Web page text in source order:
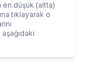
düşük (altta)
tıklayarak o